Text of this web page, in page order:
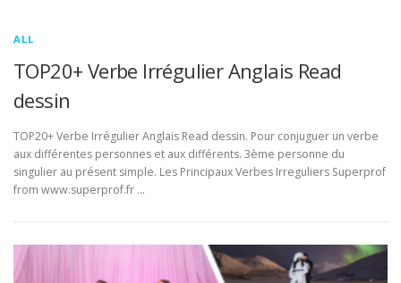
ALL
TOP20+ Verbe Irrégulier Anglais Read
dessin
TOP20+ Verbe Irrégulier Anglais Read dessin. Pour conjuguer un verbe
aux différentes personnes et aux différents. 3ème personne du
singulier au présent simple. Les Principaux Verbes Irreguliers Superprof
from www.superprof.fr …